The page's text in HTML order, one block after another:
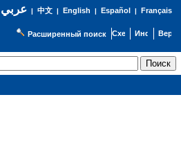
عربي| 中文| English | Español | Français
Расширенный поиск